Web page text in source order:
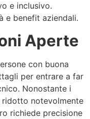
e inclusivo.
e benefit aziendali.
Aperte
con buona
per entrare a far
Nonostante i
ridotto notevolmente
richiede precisione